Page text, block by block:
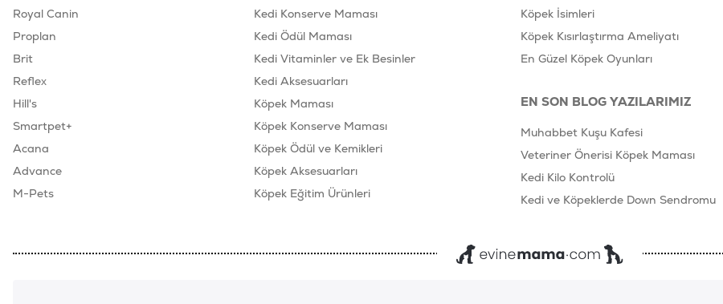
Royal Canin
Proplan
Brit
Reflex
Hill's
Smartpet+
Acana
Advance
M-Pets
Kedi Konserve Maması
Kedi Ödül Maması
Kedi Vitaminler ve Ek Besinler
Kedi Aksesuarları
Köpek Maması
Köpek Konserve Maması
Köpek Ödül ve Kemikleri
Köpek Aksesuarları
Köpek Eğitim Ürünleri
Köpek İsimleri
Köpek Kısırlaştırma Ameliyatı
En Güzel Köpek Oyunları
EN SON BLOG YAZILARIMIZ
Muhabbet Kuşu Kafesi
Veteriner Önerisi Köpek Maması
Kedi Kilo Kontrolü
Kedi ve Köpeklerde Down Sendromu